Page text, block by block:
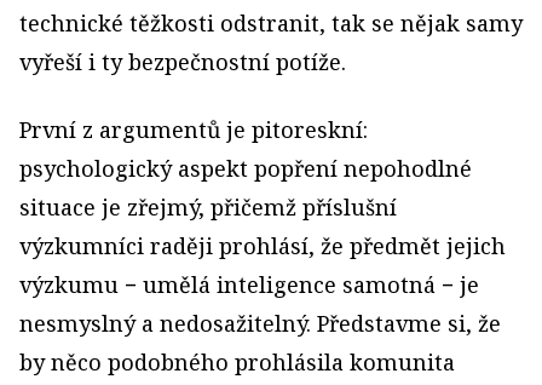
technické těžkosti odstranit, tak se nějak samy
vyřeší i ty bezpečnostní potíže.
První z argumentů je pitoreskní:
psychologický aspekt popření nepohodlné
situace je zřejmý, přičemž příslušní
výzkumníci raději prohlásí, že předmět jejich
výzkumu − umělá inteligence samotná − je
nesmyslný a nedosažitelný. Představme si, že
by něco podobného prohlásila komunita